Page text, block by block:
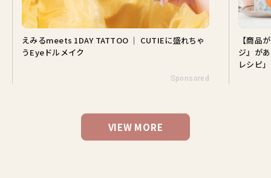
に盛れちゃ
【商品が当たる♡】この肌でいられるのは『オバ
ジ』があるから。山田涼介さんと選ぶ「Myオバジ
VIEW MORE